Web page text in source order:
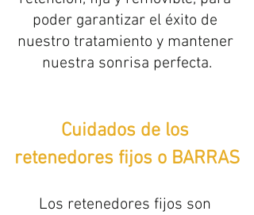
poder garantizar el éxito de
nuestro tratamiento y mantener
nuestra sonrisa perfecta.
Cuidados de los
retenedores fijos o BARRAS
Los retenedores fijos son